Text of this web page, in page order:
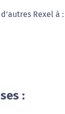
Rexel à
: